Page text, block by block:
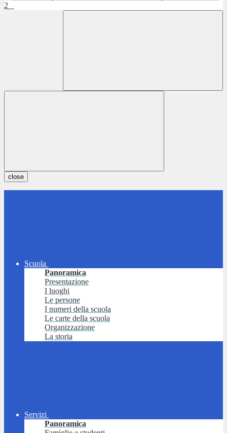
2
close
Scuola
Panoramica
Presentazione
I luoghi
Le persone
I numeri della scuola
Le carte della scuola
Organizzazione
La storia
Servizi
Panoramica